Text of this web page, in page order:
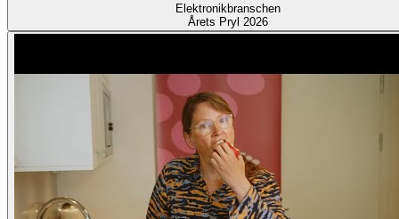
Elektronikbranschen
Årets Pryl 2026